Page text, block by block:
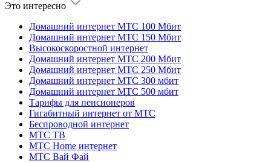
Это интересно
Домашний интернет МТС 100 Мбит
Домашний интернет МТС 150 Мбит
Высокоскоростной интернет
Домашний интернет МТС 200 Мбит
Домашний интернет МТС 250 Мбит
Домашний интернет МТС 300 мбит
Домашний интернет МТС 500 мбит
Тарифы для пенсионеров
Гигабитный интернет от МТС
Беспроводной интернет
МТС ТВ
МТС Home интернет
МТС Вай Фай